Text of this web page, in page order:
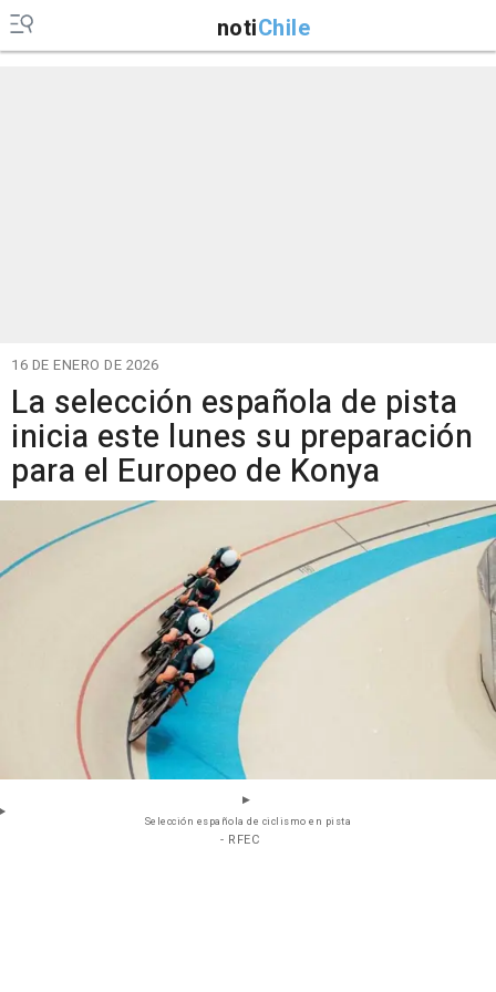
notiChile
16 DE ENERO DE 2026
La selección española de pista
inicia este lunes su preparación
para el Europeo de Konya
Selección española de ciclismo en pista
- RFEC